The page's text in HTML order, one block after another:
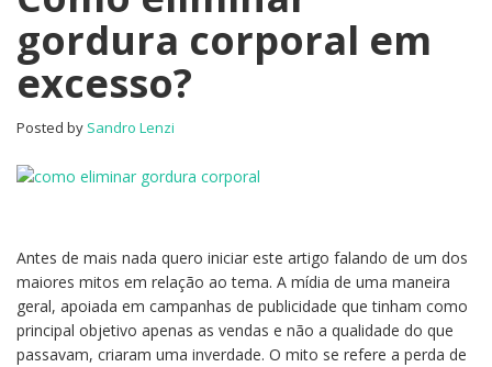
corporal
gordura corporal em
excesso?
Posted by Sandro Lenzi
Antes de mais nada quero iniciar este artigo falando de um dos
maiores mitos em relação ao tema. A mídia de uma maneira
geral, apoiada em campanhas de publicidade que tinham como
principal objetivo apenas as vendas e não a qualidade do que
passavam, criaram uma inverdade. O mito se refere a perda de